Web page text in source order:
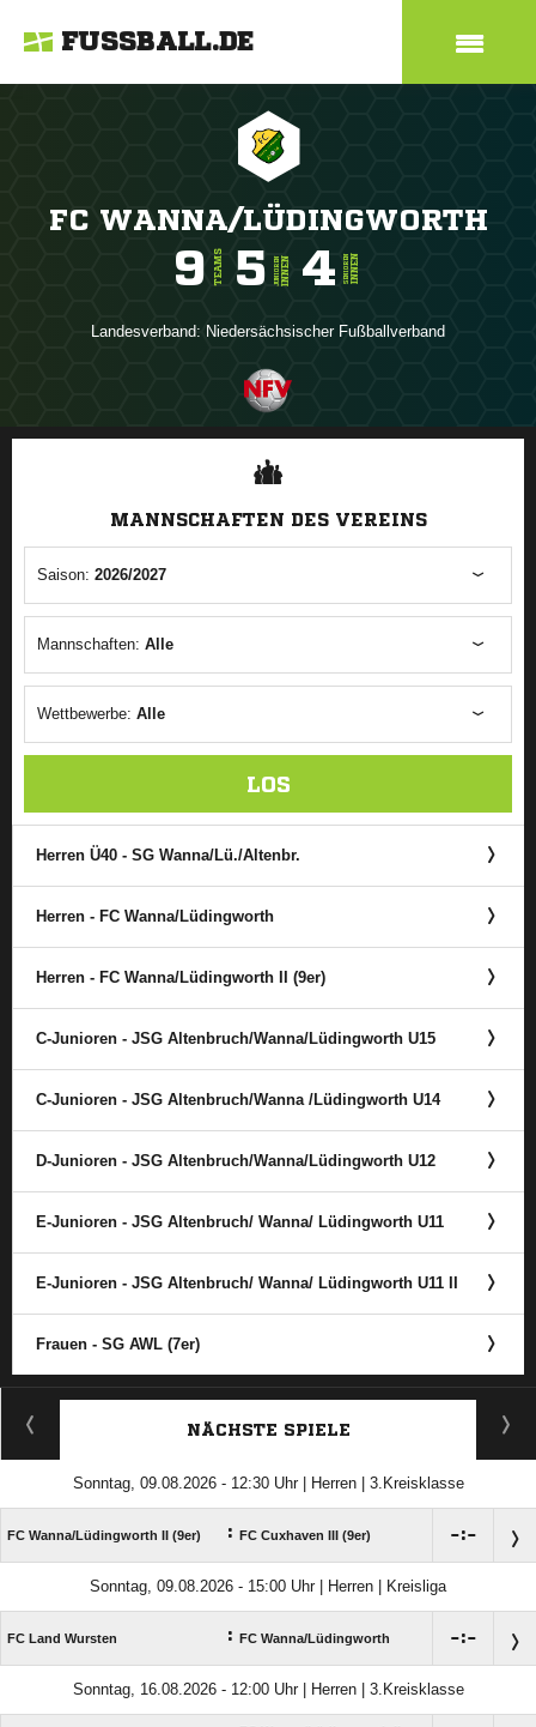
FUSSBALL.DE
FC WANNA/LÜDINGWORTH
9 TEAMS 5 JUNIORENINNEN 4 SENIORENINNEN
Landesverband: Niedersächsischer Fußballverband
ANZEIGE
MANNSCHAFTEN DES VEREINS
Saison: 2026/2027
Mannschaften: Alle
Wettbewerbe: Alle
LOS
Herren Ü40 - SG Wanna/​Lü./​Altenbr.
Herren - FC Wanna/​Lüdingworth
Herren - FC Wanna/​Lüdingworth II (9er)
C-Junioren - JSG Altenbruch/​Wanna/​Lüdingworth U15
C-Junioren - JSG Altenbruch/​Wanna /​Lüdingworth U14
D-Junioren - JSG Altenbruch/​Wanna/​Lüdingworth U12
E-Junioren - JSG Altenbruch/​ Wanna/​ Lüdingworth U11
E-Junioren - JSG Altenbruch/​ Wanna/​ Lüdingworth U11 II
Frauen - SG AWL (7er)
ANZEIGE
NÄCHSTE SPIELE
Sonntag, 09.08.2026 - 12:30 Uhr | Herren | 3.Kreisklasse
FC Wanna/​Lüdingworth II (9er) : FC Cuxhaven III (9er) :
Sonntag, 09.08.2026 - 15:00 Uhr | Herren | Kreisliga
FC Land Wursten : FC Wanna/​Lüdingworth :
Sonntag, 16.08.2026 - 12:00 Uhr | Herren | 3.Kreisklasse